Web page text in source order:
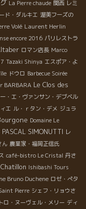
La Pierre chaude 関西 レミ
ド・ダルキエ 渥美フーズの
Volé Laurent Herlin
encore 2016 パリレストラ
ロマン店長 Marco
Tazaki Shinya エスポア・よ
ドウロ Barbecue Soirée
BARBARA Le Clos des
・エ・ヴァンサン・デブベル
エ ル・ｒタン・デメ ジュラ
Domaine Le
PASCAL SIMONUTTI レ
ん 農業家・福岡正信氏
café-bistro Le Cristal 丹さ
Ishibashi Tours
Bruno Duchene ロゼ・ぺタ
Pierre シェフ・リョウさ
ロ・ヌーヴェル・メリー ディ